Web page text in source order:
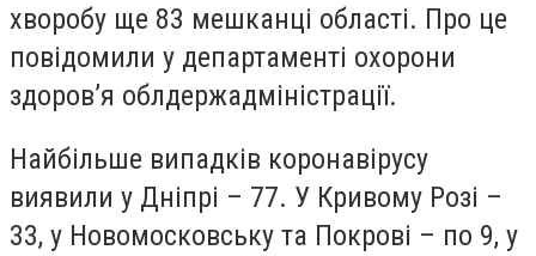
хворобу ще 83 мешканці області. Про це
повідомили у департаменті охорони
здоров’я облдержадміністрації.
Найбільше випадків коронавірусу
виявили у Дніпрі – 77. У Кривому Розі –
33, у Новомосковську та Покрові – по 9, у